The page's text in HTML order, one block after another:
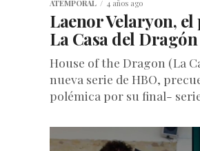
ATEMPORAL 4 años ago
Laenor Velaryon, el
La Casa del Dragón
House of the Dragon (La
nueva serie de HBO,
polémica por su final-